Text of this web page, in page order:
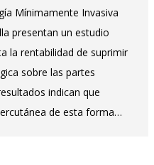
Mínimamente Invasiva
presentan un estudio
la rentabilidad de suprimir
sobre las partes
indican que
de esta forma…